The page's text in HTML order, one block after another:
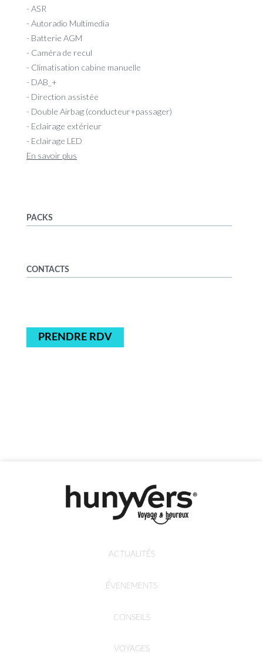
- ASR
- Autoradio Multimedia
- Batterie AGM
- Caméra de recul
- Climatisation cabine manuelle
- DAB_+
- Direction assistée
- Double Airbag (conducteur+passager)
- Eclairage extérieur
- Eclairage LED
En savoir plus
PACKS
CONTACTS
PRENDRE RDV
ACTUALITÉS
ÉVENEMENTS
CONSEILS
VOYAGES